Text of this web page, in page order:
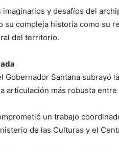
imaginarios y desafíos del
compleja historia como su
del territorio.
Gobernador Santana subrayó
articulación más robusta
un trabajo
de las Culturas y el